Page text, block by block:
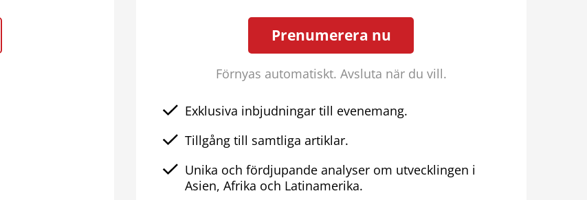
Prenumerera nu
Förnyas automatiskt. Avsluta när du vill.
Exklusiva inbjudningar till evenemang.
Tillgång till samtliga artiklar.
Unika och fördjupande analyser om utvecklingen i
Asien, Afrika och Latinamerika.